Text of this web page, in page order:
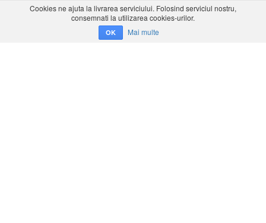
Cookies ne ajuta la livrarea serviciului. Folosind serviciul nostru,
consemnati la utilizarea cookies-urilor.
OK Mai multe